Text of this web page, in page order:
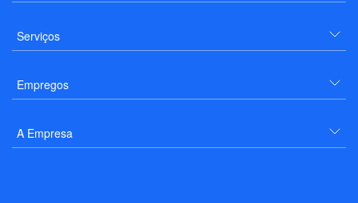
Serviços
Empregos
A Empresa